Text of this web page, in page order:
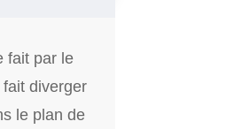
fait par le
diverger
le plan de